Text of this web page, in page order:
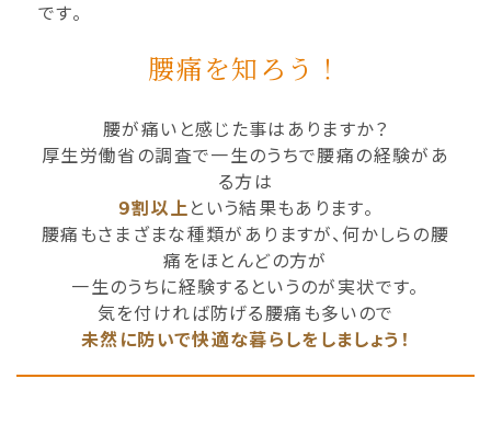
です。
腰痛を知ろう！
腰が痛いと感じた事はありますか？
厚生労働省の調査で一生のうちで腰痛の経験があ
る方は
９割以上という結果もあります。
腰痛もさまざまな種類がありますが、何かしらの腰
痛をほとんどの方が
一生のうちに経験するというのが実状です。
気を付ければ防げる腰痛も多いので
未然に防いで快適な暮らしをしましょう！